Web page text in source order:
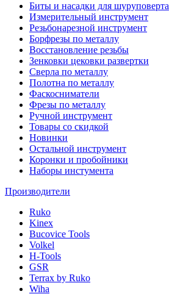
Биты и насадки для шуруповерта
Измерительный инструмент
Резьбонарезной инструмент
Борфрезы по металлу
Восстановление резьбы
Зенковки цековки развертки
Сверла по металлу
Полотна по металлу
Фаскосниматели
Фрезы по металлу
Ручной инструмент
Товары со скидкой
Новинки
Остальной инструмент
Коронки и пробойники
Наборы инстумента
Производители
Ruko
Kinex
Bucovice Tools
Volkel
H-Tools
GSR
Terrax by Ruko
Wiha